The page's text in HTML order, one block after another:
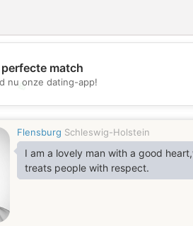
💖
match
nu onze dating-app!
Flensburg Schleswig-Holstein
I am a lovely man with a good
treats people with respect.